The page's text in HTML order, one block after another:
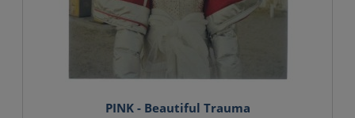
PINK - Beautiful Trauma